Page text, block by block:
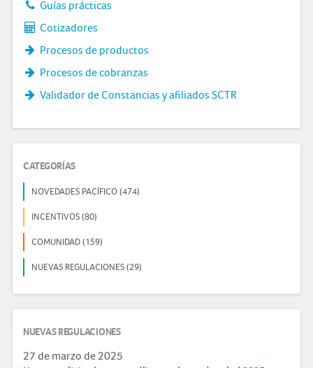
Guías prácticas
Cotizadores
Procesos de productos
Procesos de cobranzas
Validador de Constancias y afiliados SCTR
CATEGORÍAS
NOVEDADES PACÍFICO (474)
INCENTIVOS (80)
COMUNIDAD (159)
NUEVAS REGULACIONES (29)
NUEVAS REGULACIONES
27 de marzo de 2025